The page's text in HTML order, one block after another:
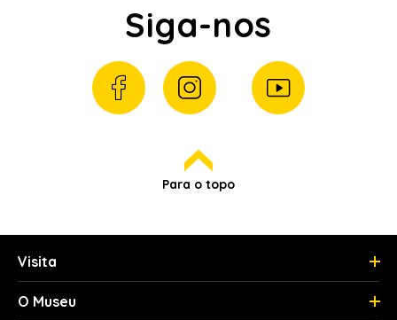
Siga-nos
Para o topo
Visita
O Museu